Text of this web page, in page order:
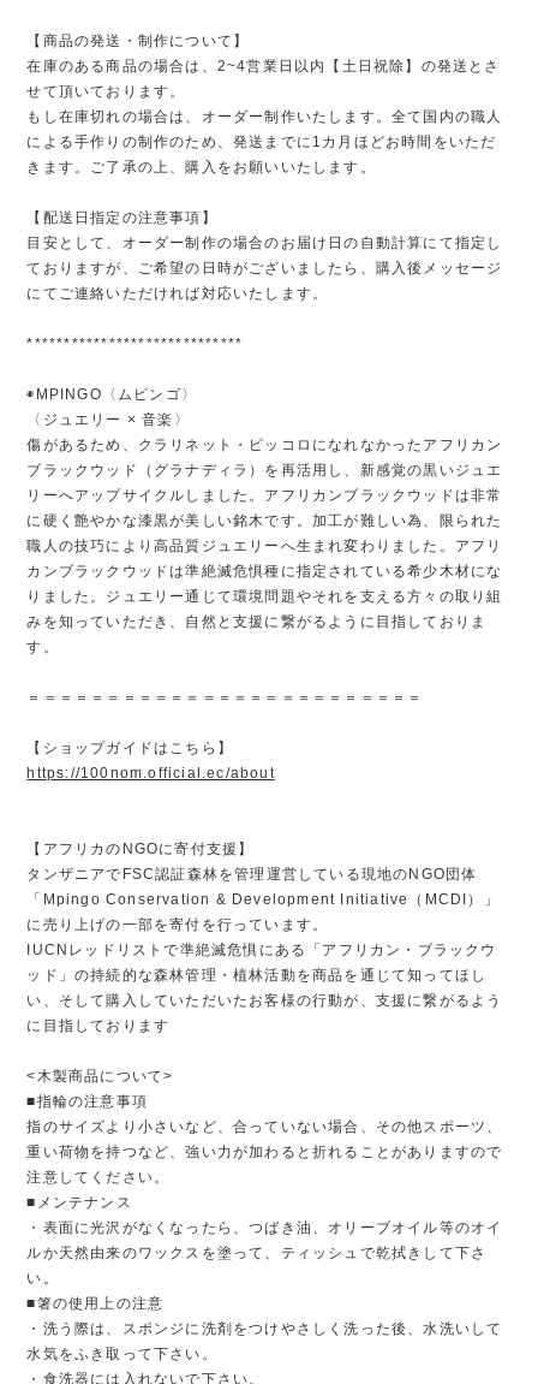
【商品の発送・制作について】
在庫のある商品の場合は、2~4営業日以内【土日祝除】の発送とさ
せて頂いております。
もし在庫切れの場合は、オーダー制作いたします。全て国内の職人
による手作りの制作のため、発送までに1カ月ほどお時間をいただ
きます。ご了承の上、購入をお願いいたします。
【配送日指定の注意事項】
目安として、オーダー制作の場合のお届け日の自動計算にて指定し
ておりますが、ご希望の日時がございましたら、購入後メッセージ
にてご連絡いただければ対応いたします。
*****************************
◉MPINGO〈ムピンゴ〉
〈ジュエリー × 音楽〉
傷があるため、クラリネット・ピッコロになれなかったアフリカン
ブラックウッド（グラナディラ）を再活用し、新感覚の黒いジュエ
リーへアップサイクルしました。アフリカンブラックウッドは非常
に硬く艶やかな漆黒が美しい銘木です。加工が難しい為、限られた
職人の技巧により高品質ジュエリーへ生まれ変わりました。アフリ
カンブラックウッドは準絶滅危惧種に指定されている希少木材にな
りました。ジュエリー通じて環境問題やそれを支える方々の取り組
みを知っていただき、自然と支援に繋がるように目指しておりま
す。
＝＝＝＝＝＝＝＝＝＝＝＝＝＝＝＝＝＝＝＝＝＝＝＝＝
【ショップガイドはこちら】
https://100nom.official.ec/about
【アフリカのNGOに寄付支援】
タンザニアでFSC認証森林を管理運営している現地のNGO団体
「Mpingo Conservation & Development Initiative（MCDI）」
に売り上げの一部を寄付を行っています。
IUCNレッドリストで準絶滅危惧にある「アフリカン・ブラックウ
ッド」の持続的な森林管理・植林活動を商品を通じて知ってほし
い、そして購入していただいたお客様の行動が、支援に繋がるよう
に目指しております
<木製商品について>
■指輪の注意事項
指のサイズより小さいなど、合っていない場合、その他スポーツ、
重い荷物を持つなど、強い力が加わると折れることがありますので
注意してください。
■メンテナンス
・表面に光沢がなくなったら、つばき油、オリーブオイル等のオイ
ルか天然由来のワックスを塗って、ティッシュで乾拭きして下さ
い。
■箸の使用上の注意
・洗う際は、スポンジに洗剤をつけやさしく洗った後、水洗いして
水気をふき取って下さい。
・食洗器には入れないで下さい。